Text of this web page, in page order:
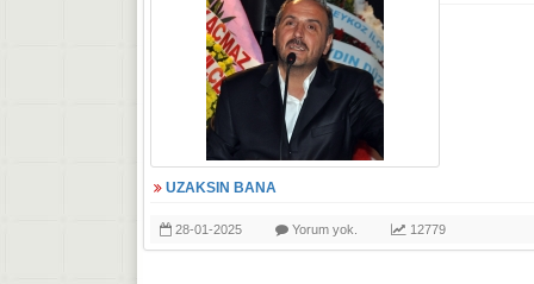
UZAKSIN BANA
28-01-2025 Yorum yok. 12779